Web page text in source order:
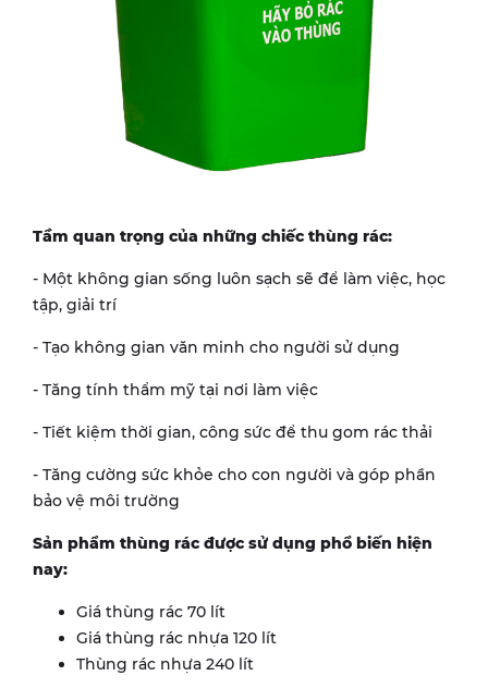
Tầm quan trọng của những chiếc thùng rác:
- Một không gian sống luôn sạch sẽ để làm việc, học
tập, giải trí
- Tạo không gian văn minh cho người sử dụng
- Tăng tính thẩm mỹ tại nơi làm việc
- Tiết kiệm thời gian, công sức để thu gom rác thải
- Tăng cường sức khỏe cho con người và góp phần
bảo vệ môi trường
Sản phẩm thùng rác được sử dụng phổ biến hiện
nay:
Giá thùng rác 70 lít
Giá thùng rác nhựa 120 lít
Thùng rác nhựa 240 lít